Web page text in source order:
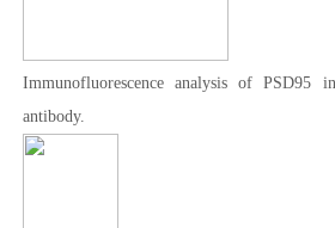
Immunofluorescence analysis of PSD95
antibody.